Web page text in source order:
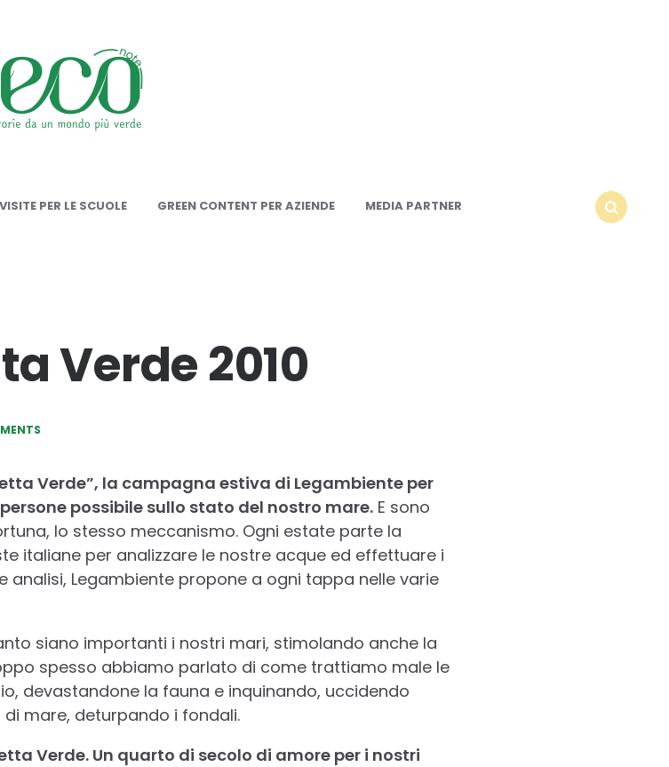
PER LE SCUOLE GREEN CONTENT PER AZIENDE
MEDIA PARTNER
Verde 2010
Verde”, la campagna estiva di Legambiente per
possibile sullo stato del nostro mare.E sono
lo stesso meccanismo. Ogni estate parte la
italiane per analizzare le nostre acque ed effettuare i
analisi, Legambiente propone a ogni tappa nelle varie
siano importanti i nostri mari, stimolando anche la
spesso abbiamo parlato di come trattiamo male le
devastandone la fauna e inquinando, uccidendo
mare, deturpando i fondali.
Verde. Un quarto di secolo di amore per i nostri